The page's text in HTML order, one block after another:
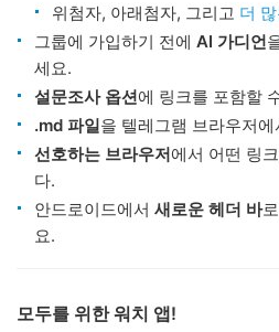
위첨자, 아래첨자, 그리고 더
그룹에 가입하기 전에 AI 가디언
세요.
설문조사 옵션에 링크를 포함할
.md 파일을 텔레그램 브라우저
선호하는 브라우저에서 어떤 링
다.
안드로이드에서 새로운 헤더 바
요.
모두를 위한 워치 앱!